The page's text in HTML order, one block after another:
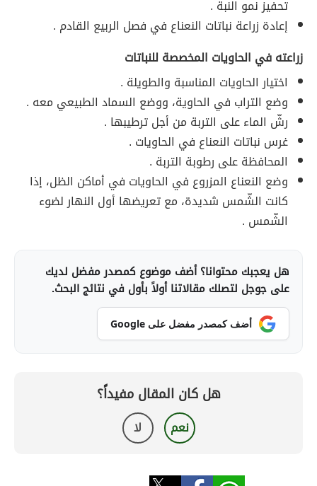
تحفيز نمو النبة .
إعادة زراعة نباتات النعناع في فصل الربيع القادم .
زراعته في الحاويات المخصصة للنباتات
اختيار الحاويات المناسبة والطويلة .
وضع التراب في الحاوية، ووضع السماد الطبيعي معه .
رشّ الماء على التربة من أجل ترطيبها .
غرس نباتات النعناع في الحاويات .
المحافظة على رطوبة التربة .
وضع النعناع المزروع في الحاويات في أماكن الظل، إذا
كانت الشّمس شديدة، مع تعريضها أول النهار لضوء
الشّمس .
هل يعجبك محتوانا؟ أضف موضوع كمصدر مفضل لديك
على جوجل لتصلك مقالاتنا أولاً بأول في نتائج البحث.
أضف كمصدر مفضل على Google
هل كان المقال مفيداً؟
نعم لا